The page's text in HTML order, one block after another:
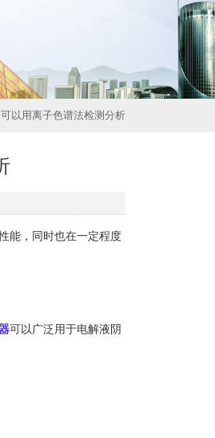
以用离子色谱法检测分析
能，同时也在一定程度
可以广泛用于电解液阴